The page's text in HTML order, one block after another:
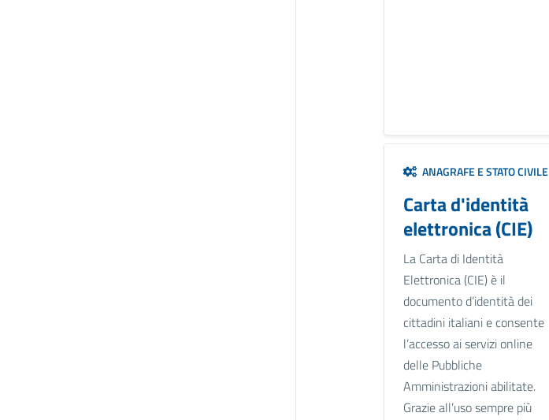
ANAGRAFE E STATO CIVILE
Carta d'identità
elettronica (CIE)
La Carta di Identità
Elettronica (CIE) è il
documento d’identità dei
cittadini italiani e consente
l’accesso ai servizi online
delle Pubbliche
Amministrazioni abilitate.
Grazie all’uso sempre più